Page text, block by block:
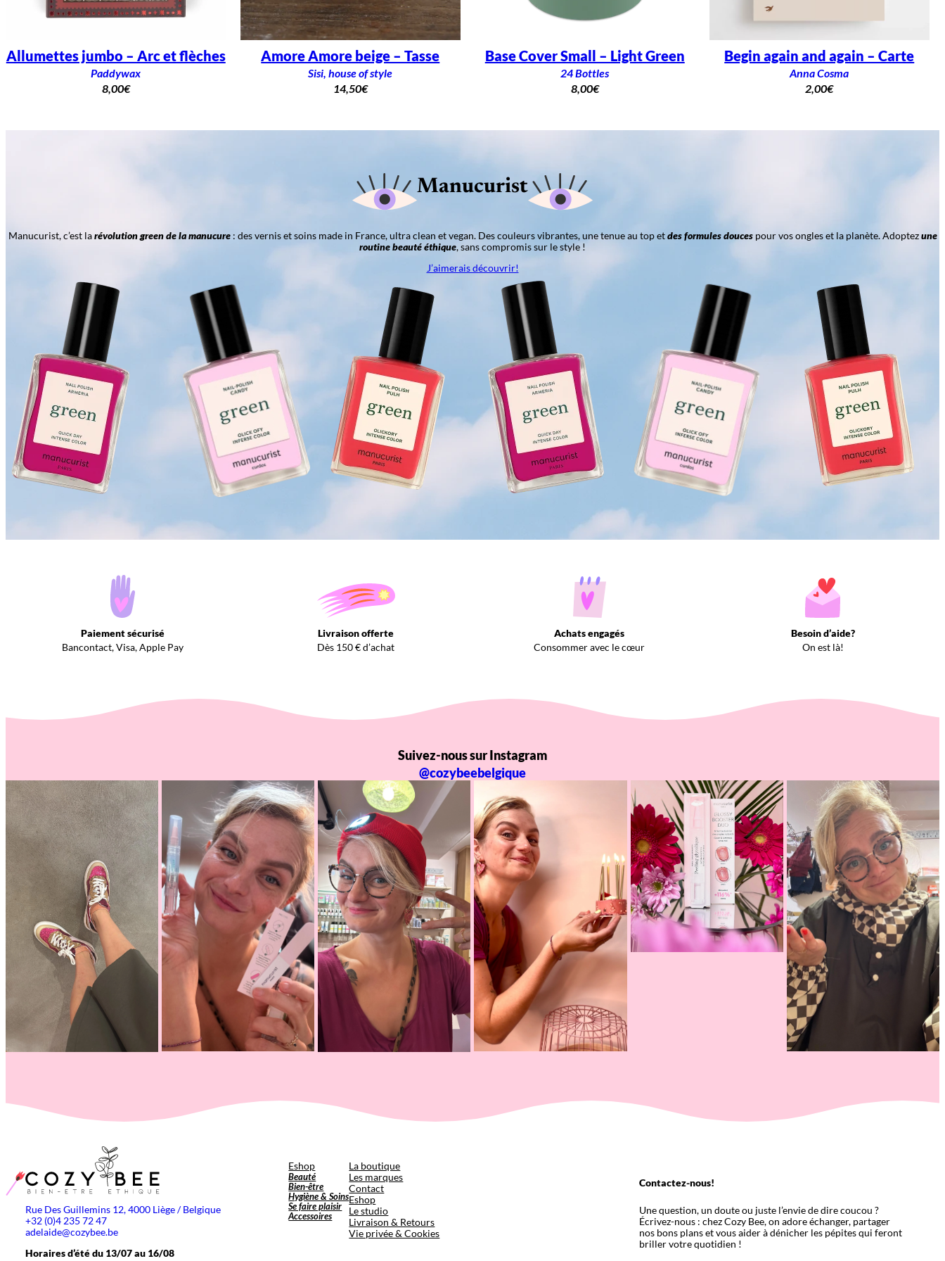
Allumettes jumbo – Arc et flèches
Paddywax
8,00€
Amore Amore beige – Tasse
Sisi, house of style
14,50€
Base Cover Small – Light Green
24 Bottles
8,00€
Begin again and again – Carte
Anna Cosma
2,00€
Manucurist
Manucurist, c’est larévolution green de la manucure: des vernis et soins made in France, ultra clean et vegan. Des couleurs vibrantes, une tenue au top etdes formules doucespour vos ongles et la planète. Adoptezune
routine beauté éthique, sans compromis sur le style !
J’aimerais découvrir!
Paiement sécurisé
Bancontact, Visa, Apple Pay
Livraison offerte
Dès 150 € d’achat
Achats engagés
Consommer avec le cœur
Besoin d’aide?
On est là!
Suivez-nous sur Instagram
@cozybeebelgique
Rue Des Guillemins 12, 4000 Liège / Belgique
+32 (0)4 235 72 47
adelaide@cozybee.be
Horaires d’été du 13/07 au 16/08
Eshop
Beauté
Bien-être
Hygiène & Soins
Se faire plaisir
Accessoires
La boutique
Les marques
Contact
Eshop
Le studio
Livraison & Retours
Vie privée & Cookies
Contactez-nous!
Une question, un doute ou juste l’envie de dire coucou ?
Écrivez-nous : chez Cozy Bee, on adore échanger, partager
nos bons plans et vous aider à dénicher les pépites qui feront
briller votre quotidien !